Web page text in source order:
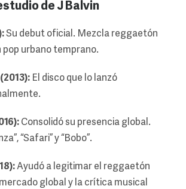
de J Balvin
Su debut oficial. Mezcla reggaetón
pop urbano temprano.
El disco que lo lanzó
Consolidó su presencia global.
“Safari” y “Bobo”.
Ayudó a legitimar el reggaetón
global y la crítica musical